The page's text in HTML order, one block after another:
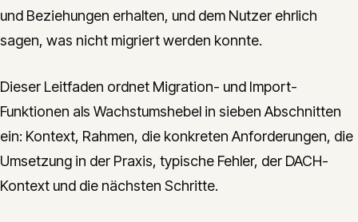
und Beziehungen erhalten, und dem Nutzer ehrlich
sagen, was nicht migriert werden konnte.
Dieser Leitfaden ordnet Migration- und Import-
Funktionen als Wachstumshebel in sieben Abschnitten
ein: Kontext, Rahmen, die konkreten Anforderungen, die
Umsetzung in der Praxis, typische Fehler, der DACH-
Kontext und die nächsten Schritte.